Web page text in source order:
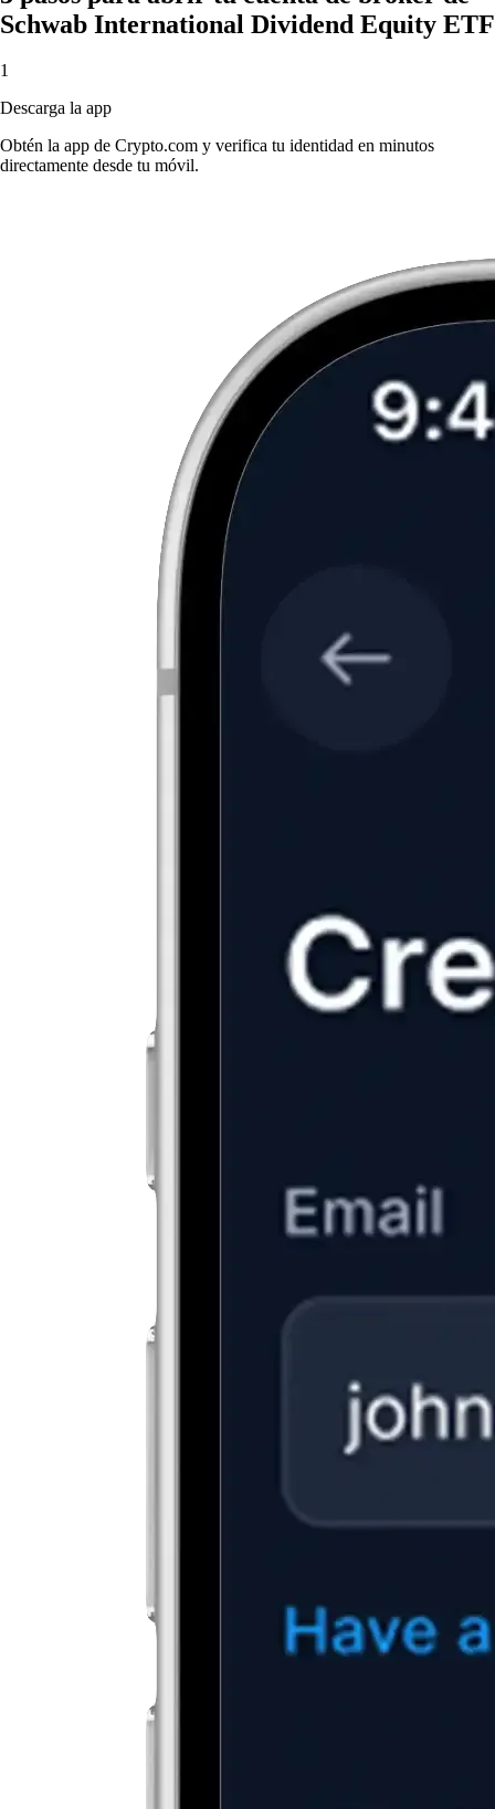
Schwab International Dividend Equity ETF
1
Descarga la app
Obtén la app de Crypto.com y verifica tu identidad en minutos
directamente desde tu móvil.